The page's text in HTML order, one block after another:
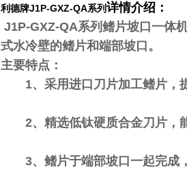
利德牌J1P-GXZ-QA系列详情介绍：
J1P-GXZ-QA系列鳍片坡口一体
式水冷壁的鳍片和端部坡口。
主要特点：
1、采用进口刀片加工鳍片，提
2、精选低钛硬质合金刀片，能
3、鳍片于端部坡口一起完成